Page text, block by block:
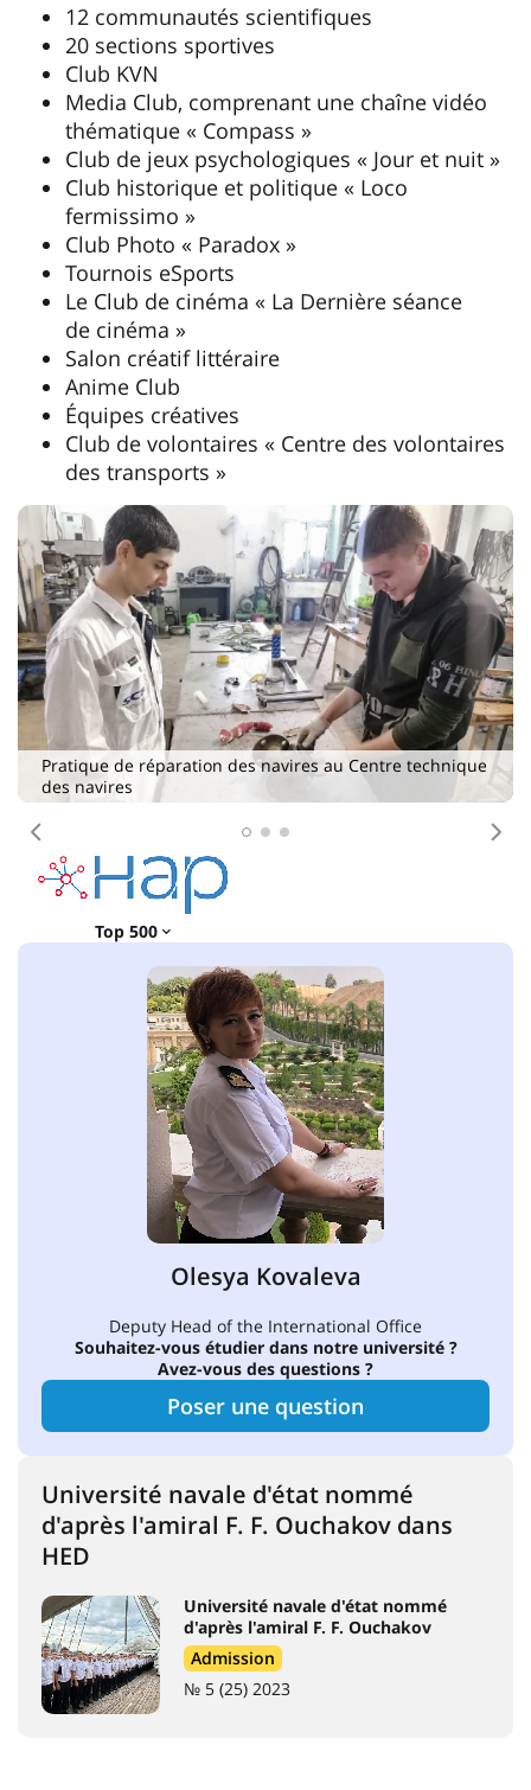
12 communautés scientifiques
20 sections sportives
Club KVN
Media Club, comprenant une chaîne vidéo
thématique « Compass »
Club de jeux psychologiques « Jour et nuit »
Club historique et politique « Loco
fermissimo »
Club Photo « Paradox »
Tournois eSports
Le Club de cinéma « La Dernière séance
de cinéma »
Salon créatif littéraire
Anime Club
Équipes créatives
Club de volontaires « Centre des volontaires
des transports »
navires au Centre technique
Étudiants égyptiens en
Antécédent
Top 500
Olesya Kovaleva
Deputy Head of the International Office
Souhaitez-vous étudier dans notre université ?
Avez-vous des questions ?
Poser une question
Université navale d'état nommé
d'après l'amiral F. F. Ouchakov dans
HED
Université navale d'état nommé
d'après l'amiral F. F. Ouchakov
Admission
№ 5 (25) 2023